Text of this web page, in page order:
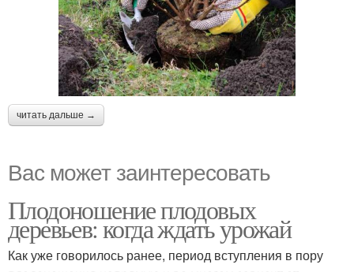
читать дальше →
Вас может заинтересовать
Плодоношение плодовых
деревьев: когда ждать урожай
Как уже говорилось ранее, период вступления в пору